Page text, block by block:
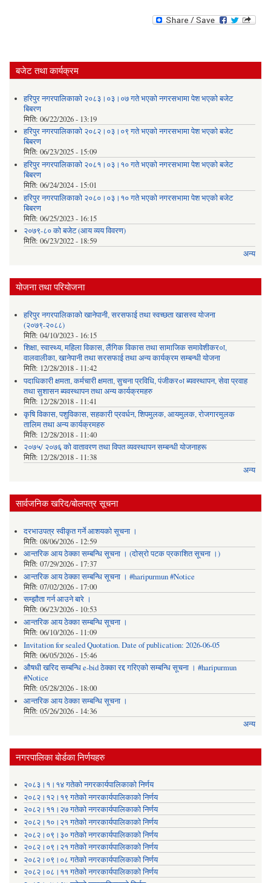
बजेट तथा कार्यक्रम
हरिपुर नगरपालिकाको २०८३।०३।०७ गते भएको नगरसभामा पेश भएको बजेट
बिबरण
मिति: 06/22/2026 - 13:19
हरिपुर नगरपालिकाको २०८२।०३।०९ गते भएको नगरसभामा पेश भएको बजेट
बिबरण
मिति: 06/23/2025 - 15:09
हरिपुर नगरपालिकाको २०८१।०३।१० गते भएको नगरसभामा पेश भएको बजेट
बिबरण
मिति: 06/24/2024 - 15:01
हरिपुर नगरपालिकाको २०८०।०३।१० गते भएको नगरसभामा पेश भएको बजेट
बिबरण
मिति: 06/25/2023 - 16:15
२०७९-८० को बजेट (आय व्यय विवरण)
मिति: 06/23/2022 - 18:59
अन्य
योजना तथा परियोजना
हरिपुर नगरपालिकाको खानेपानी, सरसफाई तथा स्वच्छता खासस्व योजना
(२०७९-२०८८)
मिति: 04/10/2023 - 16:15
शिक्षा, स्वास्थ्य, महिला विकास, लैंगिक विकास तथा सामाजिक समावेशीकर०ा,
वालवालीका, खानेपानी तथा सरसफाई तथा अन्य कार्यक्रम सम्बन्धी योजना
मिति: 12/28/2018 - 11:42
पदाधिकारी क्षमता, कर्मचारी क्षमता, सुचना प्रविधि, पंजीकर०ा ब्यवस्थापन, सेवा प्रवाह
तथा सुशासन ब्यवस्थापन तथा अन्य कार्यक्रमहरु
मिति: 12/28/2018 - 11:41
कृषि विकास, पशुविकास, सहकारी प्रवर्धन, शिपमुलक, आयमुलक, रोजगारमुलक
तालिम तथा अन्य कार्यक्रमहरु
मिति: 12/28/2018 - 11:40
२०७५/ २०७६ को वातावरण तथा विपत व्यवस्थापन सम्बन्धी योजनाहरू
मिति: 12/28/2018 - 11:38
अन्य
सार्वजनिक खरिद/बोलपत्र सूचना
दरभाउपत्र स्वीकृत गर्ने आशयको सूचना ।
मिति: 08/06/2026 - 12:59
आन्तरिक आय ठेक्का सम्बन्धि सूचना । (दोस्रो पटक प्रकाशित सूचना ।)
मिति: 07/29/2026 - 17:37
आन्तरिक आय ठेक्का सम्बन्धि सूचना । #haripurmun #Notice
मिति: 07/02/2026 - 17:00
सम्झौता गर्न आउने बारे ।
मिति: 06/23/2026 - 10:53
आन्तरिक आय ठेक्का सम्बन्धि सूचना ।
मिति: 06/10/2026 - 11:09
Invitation for sealed Quotation. Date of publication: 2026-06-05
मिति: 06/05/2026 - 15:46
औषधी खरिद सम्बन्धि e-bid ठेक्का रद्द गरिएको सम्बन्धि सूचना । #haripurmun
#Notice
मिति: 05/28/2026 - 18:00
आन्तरिक आय ठेक्का सम्बन्धि सूचना ।
मिति: 05/26/2026 - 14:36
अन्य
नगरपालिका बोर्डका निर्णयहरु
२०८३।१।१४ गतेको नगरकार्यपालिकाको निर्णय
२०८२।१२।१९ गतेको नगरकार्यपालिकाको निर्णय
२०८२।११।२७ गतेको नगरकार्यपालिकाको निर्णय
२०८२।१०।२१ गतेको नगरकार्यपालिकाको निर्णय
२०८२।०९।३० गतेको नगरकार्यपालिकाको निर्णय
२०८२।०९।२१ गतेको नगरकार्यपालिकाको निर्णय
२०८२।०९।०८ गतेको नगरकार्यपालिकाको निर्णय
२०८२।०८।११ गतेको नगरकार्यपालिकाको निर्णय